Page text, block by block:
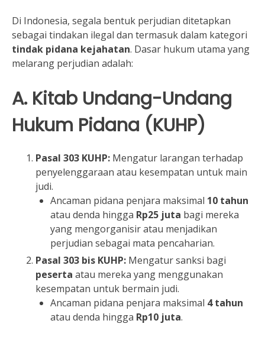
Di Indonesia, segala bentuk perjudian ditetapkan
sebagai tindakan ilegal dan termasuk dalam kategori
tindak pidana kejahatan. Dasar hukum utama yang
melarang perjudian adalah:
A. Kitab Undang-Undang
Hukum Pidana (KUHP)
Pasal 303 KUHP: Mengatur larangan terhadap
penyelenggaraan atau kesempatan untuk main
judi.
Ancaman pidana penjara maksimal 10 tahun
atau denda hingga Rp25 juta bagi mereka
yang mengorganisir atau menjadikan
perjudian sebagai mata pencaharian.
Pasal 303 bis KUHP: Mengatur sanksi bagi
peserta atau mereka yang menggunakan
kesempatan untuk bermain judi.
Ancaman pidana penjara maksimal 4 tahun
atau denda hingga Rp10 juta.